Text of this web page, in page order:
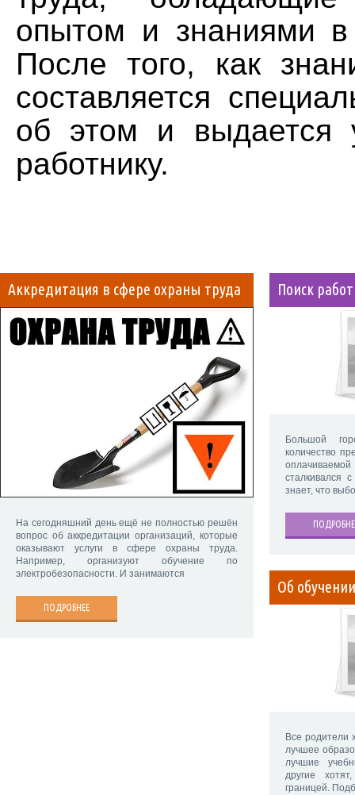
опытом и знаниями в
После того, как
составляется
об этом и выдается
работнику.
Аккредитация в сфере охраны труда
На сегодняшний день ещё не полностью решён
вопрос об аккредитации организаций, которые
оказывают услуги в сфере охраны труда.
Например, организуют обучение по
электробезопасности. И занимаются
ПОДРОБНЕЕ
Поиск
Большой
количество
сталкивался
знает, что
Об
Все родители
лучшее
лучшие
другие
границей.